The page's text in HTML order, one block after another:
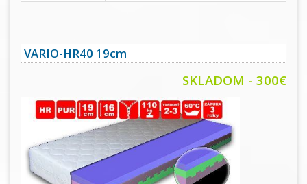
VARIO-HR40 19cm
SKLADOM - 300€